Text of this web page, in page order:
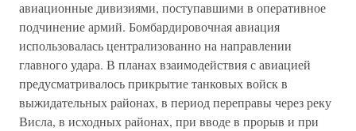
авиационные дивизиями, поступавшими в оперативное
подчинение армий. Бомбардировочная авиация
использовалась централизованно на направлении
главного удара. В планах взаимодействия с авиацией
предусматривалось прикрытие танковых войск в
выжидательных районах, в период переправы через реку
Висла, в исходных районах, при вводе в прорыв и при